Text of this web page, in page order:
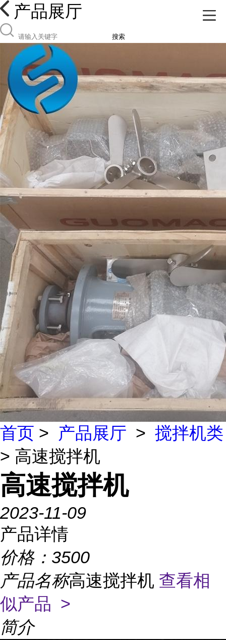
产品展厅
搜索
首页 > 产品展厅 > 搅拌机类
> 高速搅拌机
高速搅拌机
2023-11-09
产品详情
价格： 3500
产品名称高速搅拌机 查看相
似产品 >
简介